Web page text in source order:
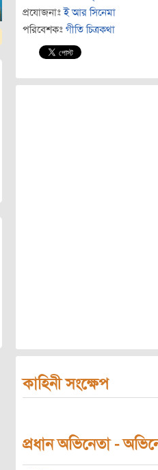
প্রযোজনাঃ ই আর সিনেমা
পরিবেশকঃ গীতি চিত্রকথা
কাহিনী সংক্ষেপ
প্রধান অভিনেতা -